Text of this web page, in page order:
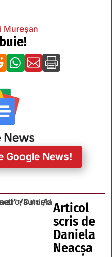
Mureșan
  
Google News!
Articol
scris de
Daniela
Neacșa